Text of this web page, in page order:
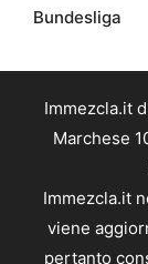
Bundesliga
Immezcla.it
Marchese
Immezcla.it
viene
pertanto